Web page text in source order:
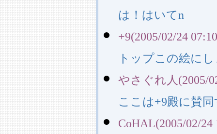
は！はいてn
+9(2005/02/24
トップこの絵に
やさぐれ人(2005/
ここは+9殿に賛
CoHAL(2005/02/24